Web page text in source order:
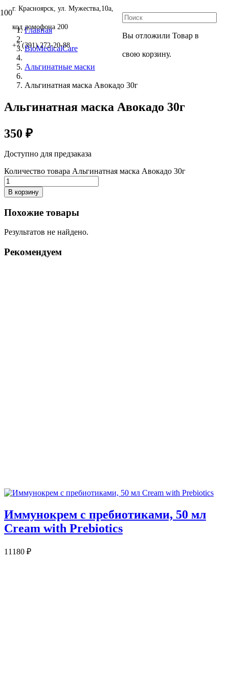
г. Красноярск, ул. Мужества,10а,
код домофона 200
+7 (391) 272-20-88
Вы отложили Товар в
свою корзину.
Главная
BioMedicalCare
Альгинатные маски
Альгинатная маска Авокадо 30г
Альгинатная маска Авокадо 30г
350 ₽
Доступно для предзаказа
Количество товара Альгинатная маска Авокадо 30г
В корзину
Похожие товары
Результатов не найдено.
Рекомендуем
Иммунокрем с пребиотиками, 50 мл
Cream with Prebiotics
11180 ₽